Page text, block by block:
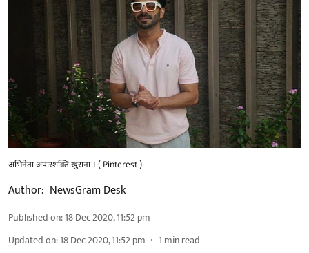
अभिनेता अपारशक्ति खुराना । ( Pinterest )
Author: NewsGram Desk
Published on:18 Dec 2020, 11:52 pm
Updated on:18 Dec 2020, 11:52 pm 1 min read